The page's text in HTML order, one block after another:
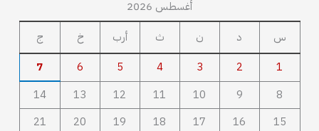
أغسطس 2026
س
د ن ث أرب خ
ج
1
2
3
4
5
6
7
8
9
10
11
12
13
14
15
16
17
18
19
20
21